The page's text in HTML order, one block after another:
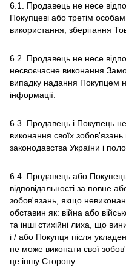
6.1. Продавець не несе
Покупцеві або третім
використання, зберігання
6.2. Продавець не несе
несвоєчасне виконання
випадку надання Покупцем
інформації.
6.3. Продавець і Покупець
виконання своїх зобов'язань
законодавства України і
6.4. Продавець або Покупець
відповідальності за повне
зобов'язань, якщо
обставин як: війна або
та інші стихійні лиха, що
і / або Покупця після
не може виконати свої
це іншу Сторону.